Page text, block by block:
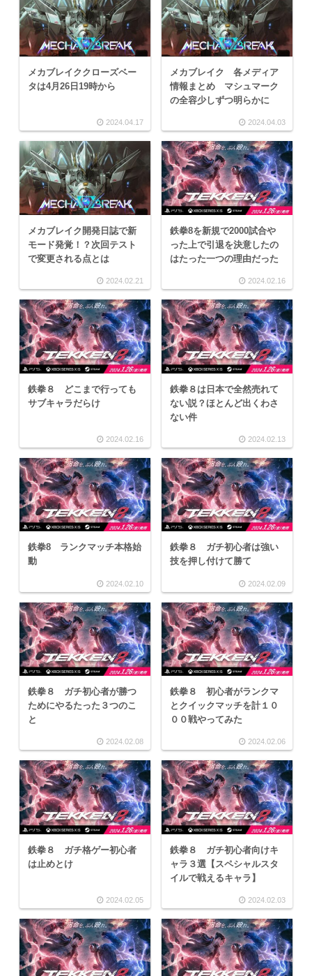
メカブレイククローズベー
タは4月26日19時から
2024.04.17
メカブレイク 各メディア
情報まとめ マシュマーク
の全容少しずつ明らかに
2024.04.03
メカブレイク開発日誌で新
モード発覚！？次回テスト
で変更される点とは
2024.02.21
鉄拳8を新規で2000試合や
った上で引退を決意したの
はたった一つの理由だった
2024.02.16
鉄拳８ どこまで行っても
サブキャラだらけ
2024.02.16
鉄拳８は日本で全然売れて
ない説？ほとんど出くわさ
ない件
2024.02.13
鉄拳8 ランクマッチ本格始
動
2024.02.10
鉄拳８ ガチ初心者は強い
技を押し付けて勝て
2024.02.09
鉄拳８ ガチ初心者が勝つ
ためにやるたった３つのこ
と
2024.02.08
鉄拳８ 初心者がランクマ
とクイックマッチを計１０
００戦やってみた
2024.02.06
鉄拳８ ガチ格ゲー初心者
は止めとけ
2024.02.05
鉄拳８ ガチ初心者向けキ
ャラ３選【スペシャルスタ
イルで戦えるキャラ】
2024.02.03